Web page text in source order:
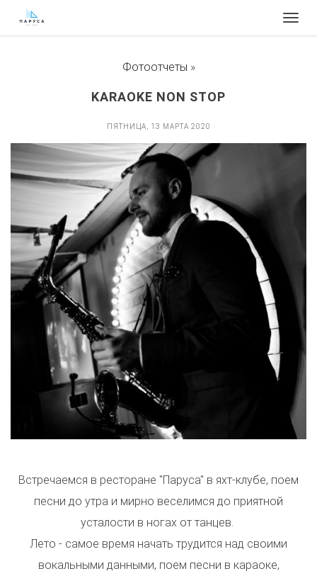
Фотоотчеты »
KARAOKE NON STOP
ПЯТНИЦА, 13 МАРТА 2020
Встречаемся в ресторане "Паруса" в яхт-клубе, поем
песни до утра и мирно веселимся до приятной
усталости в ногах от танцев.
Лето - самое время начать трудится над своими
вокальными данными, поем песни в караоке,